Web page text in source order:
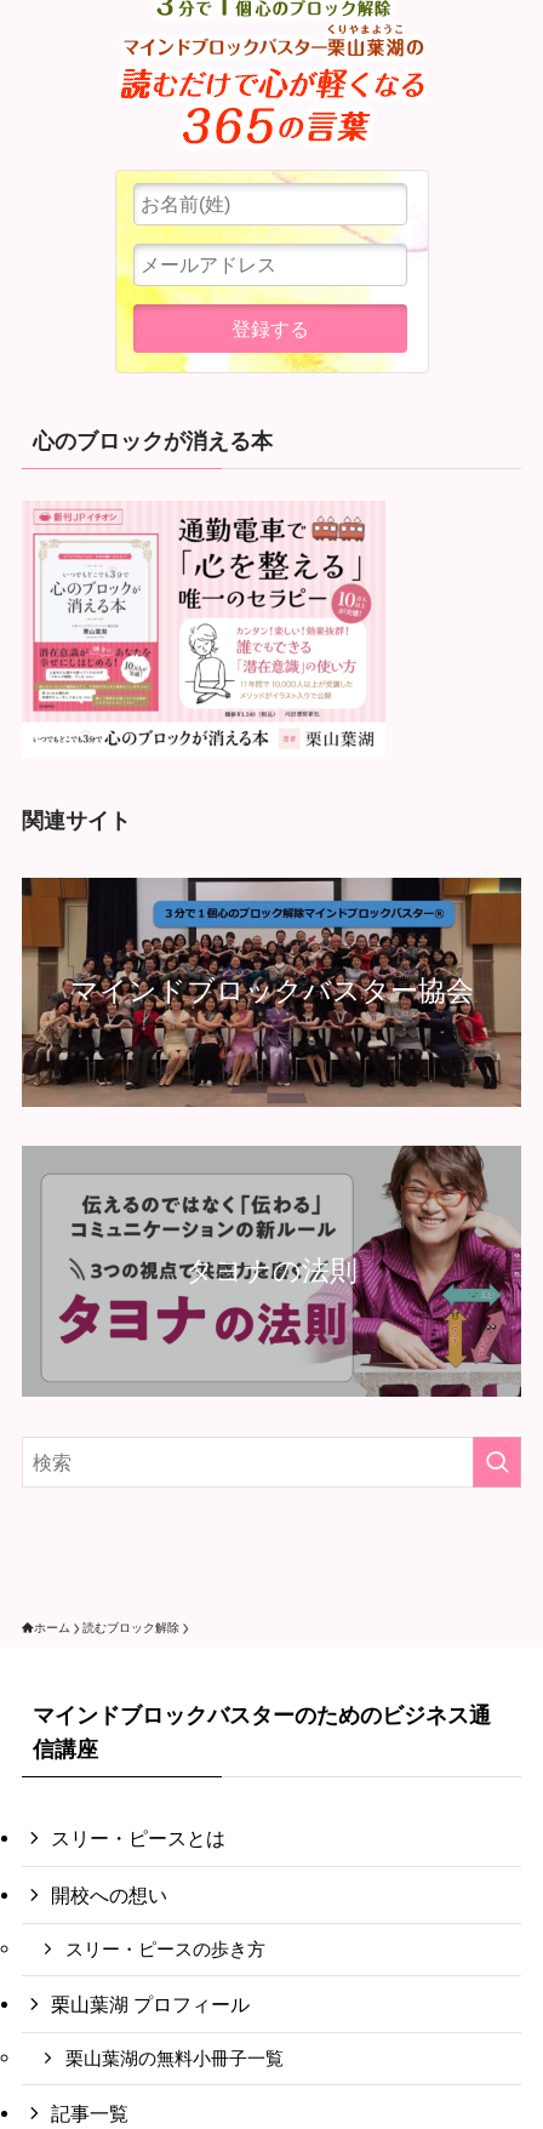
心のブロックが消える本
関連サイト
マインドブロックバスター協会
タヨナの法則
ホーム 読むブロック解除
マインドブロックバスターのためのビジネス通
信講座
スリー・ピースとは
開校への想い
スリー・ピースの歩き方
栗山葉湖 プロフィール
栗山葉湖の無料小冊子一覧
記事一覧